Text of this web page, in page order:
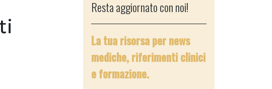
Resta aggiornato con noi!
La tua risorsa per news
mediche, riferimenti clinici
e formazione.